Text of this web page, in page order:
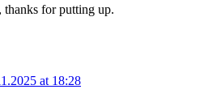
thanks for putting up.
at 18:28